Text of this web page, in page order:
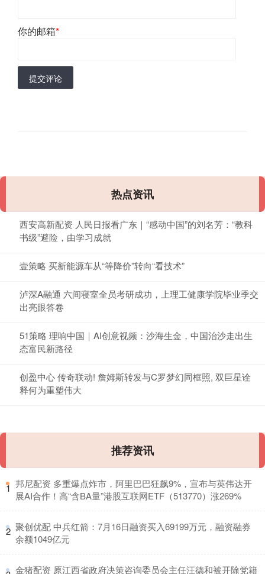
你的邮箱*
提交评论
热点资讯
西安高新配资 人民日报看广东｜“感动中国”的刘名芳：“教科
书级”避险，由学习成就
壹策略 买新能源车从“等降价”转向“看技术”
泸深A融通 六间寝室全员考研成功，上理工健康学院毕业季交
出亮眼答卷
51策略 理响中国｜AI创意视频：沙海生金，中国治沙走出生
态富民新路径
创盈中心 传奇联动! 詹姆斯转发与C罗梦幻同框照, 双巨星诠
释何为重塑伟大
推荐资讯
1 ​邦尼配资 多重爆点炸市，阿里巴巴狂飙9%，宣布与英伟达开
展AI合作！高“含BA量”港股互联网ETF（513770）涨269%
2 ​聚创优配 中兵红箭：7月16日融资买入69199万元，融资融券
余额1049亿元
​金猪配资 原江西省政府决策咨询委员会主任汪德和被开除党籍